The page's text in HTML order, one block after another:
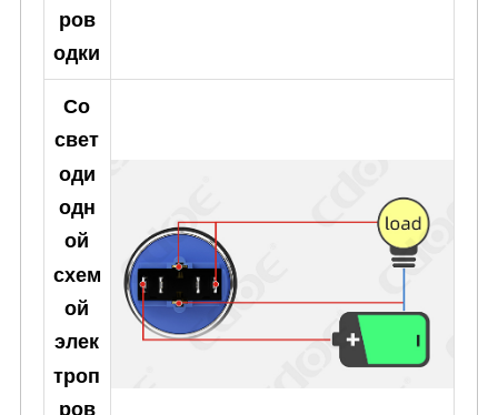
ров
одки
Со
свет
оди
одн
ой
схем
ой
элек
троп
ров